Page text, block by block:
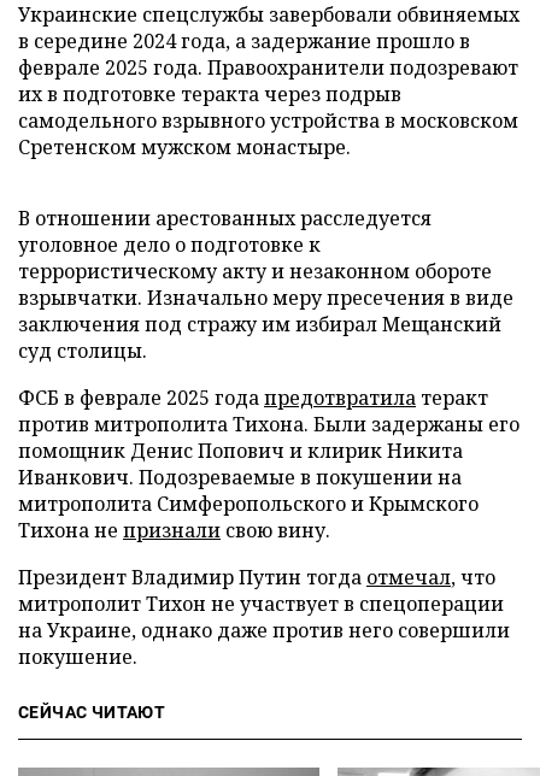
Украинские спецслужбы завербовали обвиняемых
в середине 2024 года, а задержание прошло в
феврале 2025 года. Правоохранители подозревают
их в подготовке теракта через подрыв
самодельного взрывного устройства в московском
Сретенском мужском монастыре.
В отношении арестованных расследуется
уголовное дело о подготовке к
террористическому акту и незаконном обороте
взрывчатки. Изначально меру пресечения в виде
заключения под стражу им избирал Мещанский
суд столицы.
ФСБ в феврале 2025 годапредотвратила теракт
против митрополита Тихона. Были задержаны его
помощник Денис Попович и клирик Никита
Иванкович. Подозреваемые в покушении на
митрополита Симферопольского и Крымского
Тихона не признали свою вину.
Президент Владимир Путин тогда отмечал, что
митрополит Тихон не участвует в спецоперации
на Украине, однако даже против него совершили
покушение.
СЕЙЧАС ЧИТАЮТ